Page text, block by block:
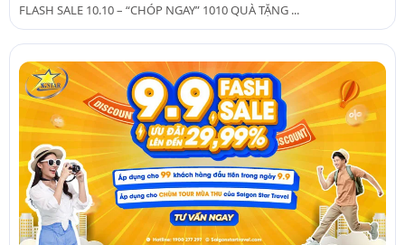
FLASH SALE 10.10 – “CHÓP NGAY” 1010 QUÀ TẶNG ...